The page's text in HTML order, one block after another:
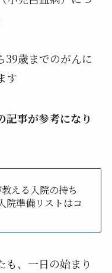
歳までのがんに
す
事が参考になり
教える入院の持ち
院準備リストはコ
も、一日の始まり